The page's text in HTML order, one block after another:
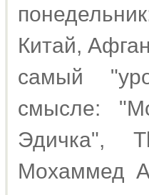
Китай,
самый
смысле:
Эдичка",
Мохаммед